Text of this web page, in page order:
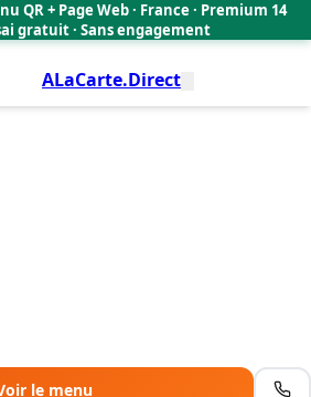
QR + Page Web · France · Premium 14
gratuit · Sans engagement
ALaCarte.Direct
le menu